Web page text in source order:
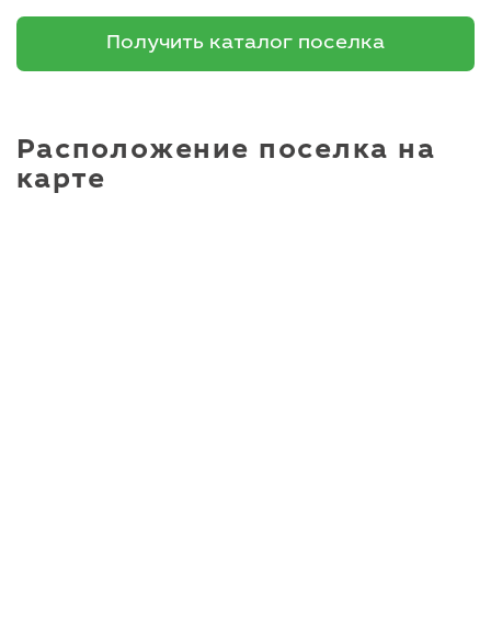
Получить каталог поселка
Расположение поселка на
карте